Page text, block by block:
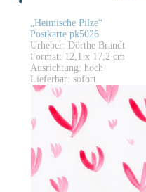
„Heimische Pilze“
Postkarte pk5026
Urheber: Dörthe Brandt
Format: 12,1 x 17,2 cm
Ausrichtung: hoch
Lieferbar: sofort